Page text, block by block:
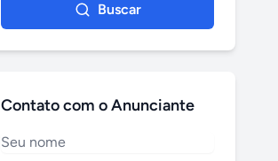
Buscar
Contato com o Anunciante